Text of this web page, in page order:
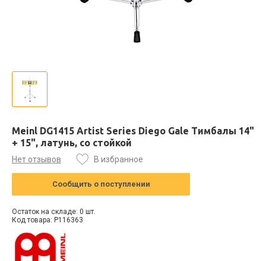
Meinl DG1415 Artist Series Diego Gale Тимбалы 14"
+ 15", латунь, со стойкой
Нет отзывов В избранное
Сообщить о поступлении
Остаток на складе: 0 шт.
Код товара: P116363